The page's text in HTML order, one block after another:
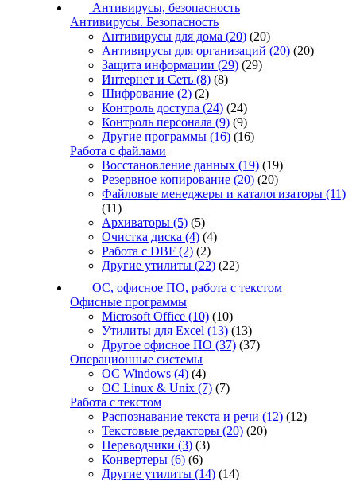
Антивирусы, безопасность
Антивирусы. Безопасность
Антивирусы для дома (20) (20)
Антивирусы для организаций (20) (20)
Защита информации (29) (29)
Интернет и Сеть (8) (8)
Шифрование (2) (2)
Контроль доступа (24) (24)
Контроль персонала (9) (9)
Другие программы (16) (16)
Работа с файлами
Восстановление данных (19) (19)
Резервное копирование (20) (20)
Файловые менеджеры и каталогизаторы (11)
(11)
Архиваторы (5) (5)
Очистка диска (4) (4)
Работа с DBF (2) (2)
Другие утилиты (22) (22)
ОС, офисное ПО, работа с текстом
Офисные программы
Microsoft Office (10) (10)
Утилиты для Excel (13) (13)
Другое офисное ПО (37) (37)
Операционные системы
ОС Windows (4) (4)
ОС Linux & Unix (7) (7)
Работа с текстом
Распознавание текста и речи (12) (12)
Текстовые редакторы (20) (20)
Переводчики (3) (3)
Конвертеры (6) (6)
Другие утилиты (14) (14)